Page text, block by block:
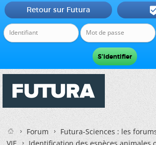
Retour sur Futura
Forum
Futura-Sciences : les